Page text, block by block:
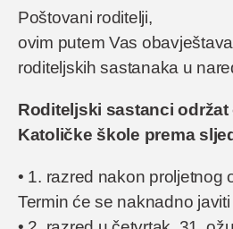
Poštovani roditelji,
ovim putem Vas
roditeljskih sastanaka u
Roditeljski sastanci
Katoličke škole prema
• 1. razred nakon proljetnog
Termin će se naknadno javiti